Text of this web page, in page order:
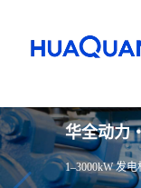
华全动力
1–3000kW 发